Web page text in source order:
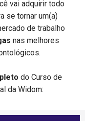
vai adquirir todo
se tornar um(a)
de trabalho
nas melhores
do Curso de
da Widom: